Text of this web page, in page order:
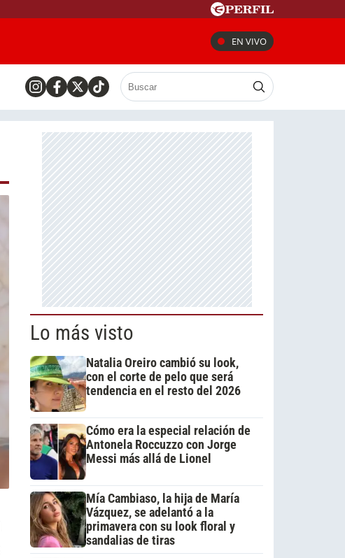
EN VIVO
Lo más visto
Natalia Oreiro cambió su look,
con el corte de pelo que será
tendencia en el resto del 2026
Cómo era la especial relación de
Antonela Roccuzzo con Jorge
Messi más allá de Lionel
Mía Cambiaso, la hija de María
Vázquez, se adelantó a la
primavera con su look floral y
sandalias de tiras